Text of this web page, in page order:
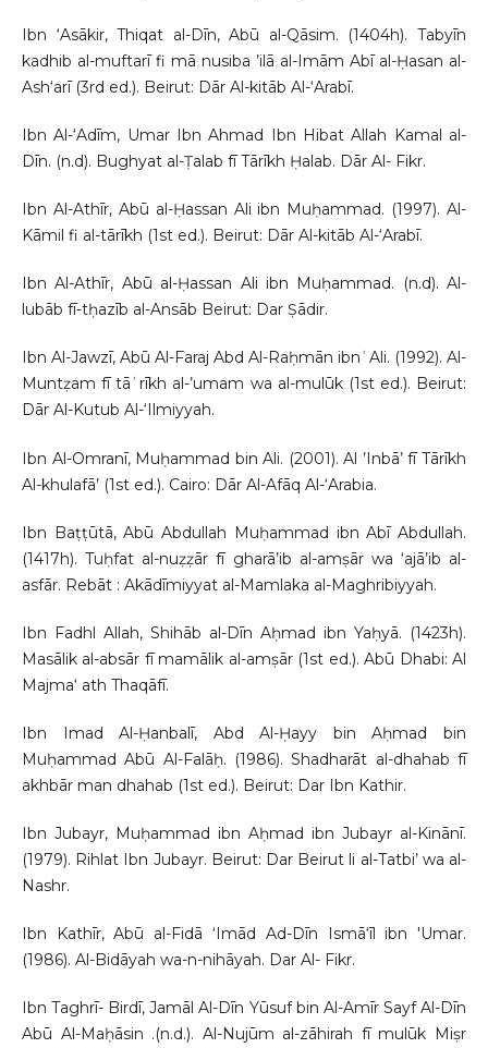
Ibn ‘Asākir, Thiqat al-Dīn, Abū al-Qāsim. (1404h). Tabyīn
kadhib al-muftarī fi mā nusiba ’ilā al-Imām Abī al-Ḥasan al-
Ash‘arī (3rd ed.). Beirut: Dār Al-kitāb Al-‘Arabī.
Ibn Al-‘Adīm, Umar Ibn Ahmad Ibn Hibat Allah Kamal al-
Dīn. (n.d). Bughyat al-Ṭalab fī Tārīkh Ḥalab. Dār Al- Fikr.
Ibn Al-Athīr, Abū al-Ḥassan Ali ibn Muḥammad. (1997). Al-
Kāmil fi al-tārīkh (1st ed.). Beirut: Dār Al-kitāb Al-‘Arabī.
Ibn Al-Athīr, Abū al-Ḥassan Ali ibn Muḥammad. (n.d). Al-
lubāb fī-tḥazīb al-Ansāb Beirut: Dar Ṣādir.
Ibn Al-Jawzī, Abū Al-Faraj Abd Al-Raḥmān ibnʿAli. (1992). Al-
Muntẓam fī tāʿrīkh al-’umam wa al-mulūk (1st ed.). Beirut:
Dār Al-Kutub Al-‘Ilmiyyah.
Ibn Al-Omranī, Muḥammad bin Ali. (2001). Al ’Inbā’ fī Tārīkh
Al-khulafā’ (1st ed.). Cairo: Dār Al-Afāq Al-‘Arabia.
Ibn Baṭṭūtā, Abū Abdullah Muḥammad ibn Abī Abdullah.
(1417h). Tuḥfat al-nuẓẓār fī gharā’ib al-amṣār wa ‘ajā’ib al-
asfār. Rebāt : Akādīmiyyat al-Mamlaka al-Maghribiyyah.
Ibn Fadhl Allah, Shihāb al-Dīn Aḥmad ibn Yaḥyā. (1423h).
Masālik al-absār fī mamālik al-amṣār (1st ed.). Abū Dhabi: Al
Majma‘ ath Thaqāfī.
Ibn Imad Al-Ḥanbalī, Abd Al-Ḥayy bin Aḥmad bin
Muḥammad Abū Al-Falāḥ. (1986). Shadharāt al-dhahab fī
akhbār man dhahab (1st ed.). Beirut: Dar Ibn Kathir.
Ibn Jubayr, Muḥammad ibn Aḥmad ibn Jubayr al-Kinānī.
(1979). Rihlat Ibn Jubayr. Beirut: Dar Beirut li al-Tatbi’ wa al-
Nashr.
Ibn Kathīr, Abū al-Fidā ‘Imād Ad-Dīn Ismā‘īl ibn 'Umar.
(1986). Al-Bidāyah wa-n-nihāyah. Dar Al- Fikr.
Ibn Taghrī- Birdī, Jamāl Al-Dīn Yūsuf bin Al-Amīr Sayf Al-Dīn
Abū Al-Maḥāsin .(n.d.). Al-Nujūm al-zāhirah fī mulūk Miṣr